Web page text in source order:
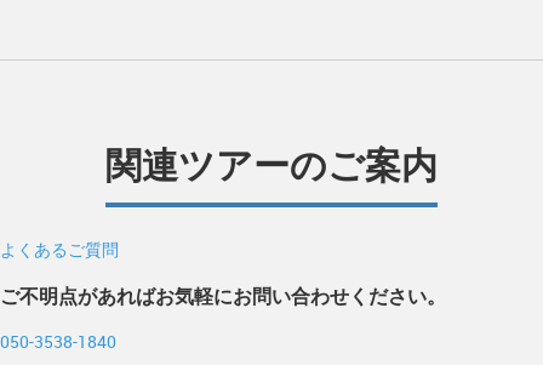
関連ツアーのご案内
よくあるご質問
ご不明点があればお気軽にお問い合わせください。
050-3538-1840